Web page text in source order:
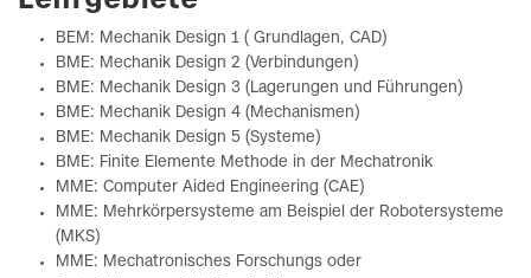
BEM: Mechanik Design 1 ( Grundlagen, CAD)
BME: Mechanik Design 2 (Verbindungen)
BME: Mechanik Design 3 (Lagerungen und Führungen)
BME: Mechanik Design 4 (Mechanismen)
BME: Mechanik Design 5 (Systeme)
BME: Finite Elemente Methode in der Mechatronik
MME: Computer Aided Engineering (CAE)
MME: Mehrkörpersysteme am Beispiel der Robotersysteme
(MKS)
MME: Mechatronisches Forschungs oder